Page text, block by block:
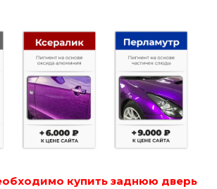
купить заднюю дверь